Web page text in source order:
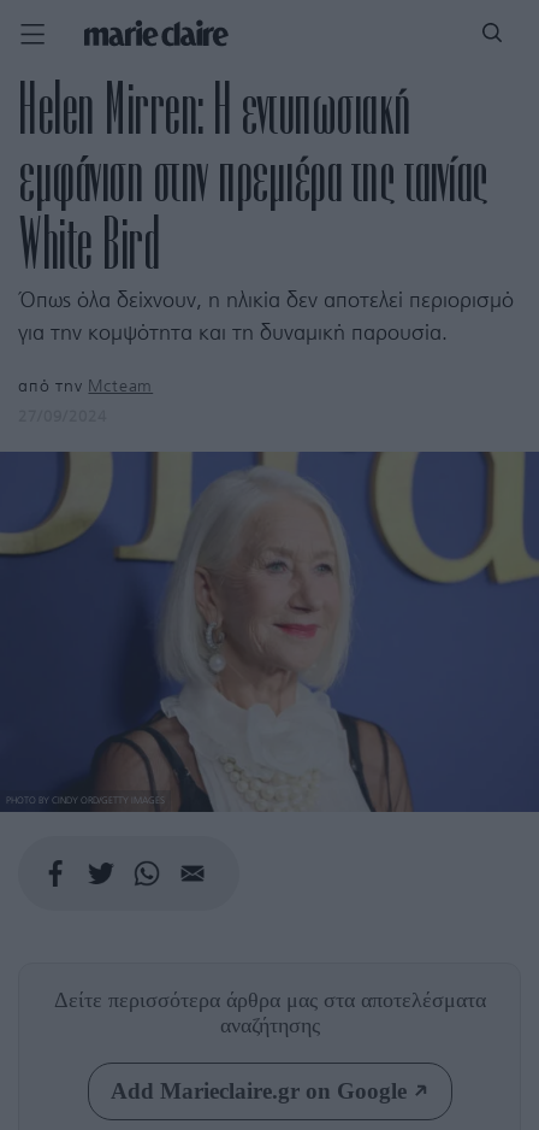
Helen Mirren: Η εντυπωσιακή
εμφάνιση στην πρεμιέρα της ταινίας
White Bird
Όπως όλα δείχνουν, η ηλικία δεν αποτελεί περιορισμό
για την κομψότητα και τη δυναμική παρουσία.
από την Mcteam
PHOTO BY CINDY ORD/GETTY IMAGES
Δείτε περισσότερα άρθρα μας στα αποτελέσματα
αναζήτησης
Add Marieclaire.gr on Google